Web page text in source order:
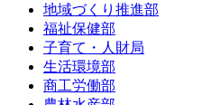
地域づくり推進部
福祉保健部
子育て・人財局
生活環境部
商工労働部